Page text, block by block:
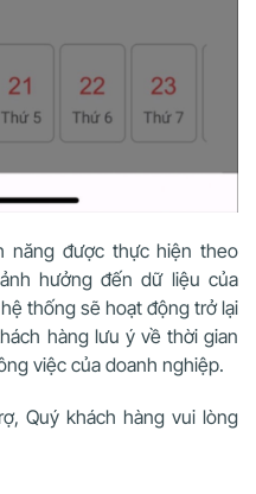
năng được thực hiện theo
hưởng đến dữ liệu của
thống sẽ hoạt động trở lại
hàng lưu ý về thời gian
việc của doanh nghiệp.
Quý khách hàng vui lòng